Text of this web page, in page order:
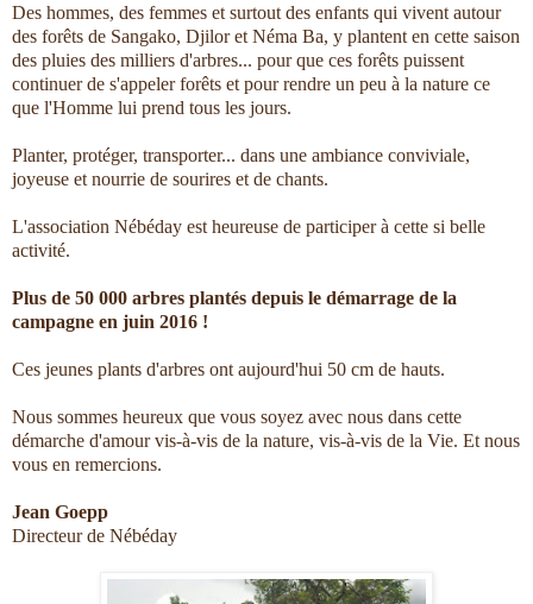
Des hommes, des femmes et surtout des enfants qui vivent autour
des forêts de Sangako, Djilor et Néma Ba, y plantent en cette saison
des pluies des milliers d'arbres... pour que ces forêts puissent
continuer de s'appeler forêts et pour rendre un peu à la nature ce
que l'Homme lui prend tous les jours.
Planter, protéger, transporter... dans une ambiance conviviale,
joyeuse et nourrie de sourires et de chants.
L'association Nébéday est heureuse de participer à cette si belle
activité.
Plus de 50 000 arbres plantés depuis le démarrage de la
campagne en juin 2016 !
Ces jeunes plants d'arbres ont aujourd'hui 50 cm de hauts.
Nous sommes heureux que vous soyez avec nous dans cette
démarche d'amour vis-à-vis de la nature, vis-à-vis de la Vie. Et nous
vous en remercions.
Jean Goepp
Directeur de Nébéday